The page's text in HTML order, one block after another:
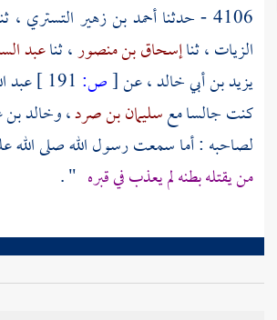
4106 - حدثنا أحمد بن زهير التستري ،
الزيات، ثناإسحاق بن منصور، ثناعبد
يزيد بن أبي خالد، عن[ص: عبد
كنت جالسا معسليمان بن صرد،وخالد
لصاحبه : أما سمعت رسول الله صلى الله
من يقتله بطنه لم يعذب في قبره " .